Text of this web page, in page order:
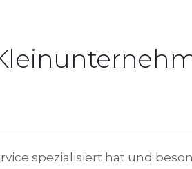
spezialisiert hat und